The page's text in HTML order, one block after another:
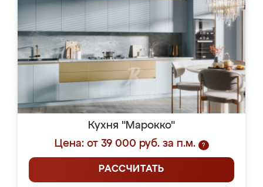
Кухня "Марокко"
Цена: от 39 000 руб. за п.м.
?
РАССЧИТАТЬ